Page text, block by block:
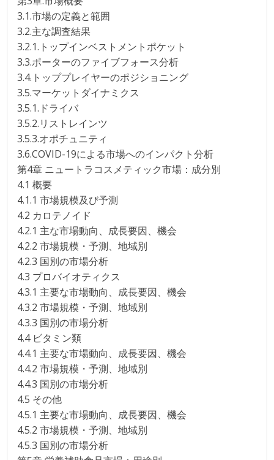
3.1.市場の定義と範囲
3.2.主な調査結果
3.2.1.トップインベストメントポケット
3.3.ポーターのファイブフォース分析
3.4.トッププレイヤーのポジショニング
3.5.マーケットダイナミクス
3.5.1.ドライバ
3.5.2.リストレインツ
3.5.3.オポチュニティ
3.6.COVID-19による市場へのインパクト分析
第4章 ニュートラコスメティック市場：成分別
4.1 概要
4.1.1 市場規模及び予測
4.2 カロテノイド
4.2.1 主な市場動向、成長要因、機会
4.2.2 市場規模・予測、地域別
4.2.3 国別の市場分析
4.3 プロバイオティクス
4.3.1 主要な市場動向、成長要因、機会
4.3.2 市場規模・予測、地域別
4.3.3 国別の市場分析
4.4 ビタミン類
4.4.1 主要な市場動向、成長要因、機会
4.4.2 市場規模・予測、地域別
4.4.3 国別の市場分析
4.5 その他
4.5.1 主要な市場動向、成長要因、機会
4.5.2 市場規模・予測、地域別
4.5.3 国別の市場分析